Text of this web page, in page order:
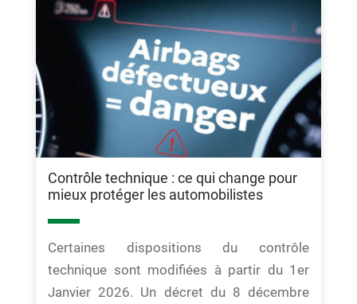
Contrôle technique : ce qui change pour
mieux protéger les automobilistes
Certaines dispositions du contrôle
technique sont modifiées à partir du 1er
Janvier 2026. Un décret du 8 décembre